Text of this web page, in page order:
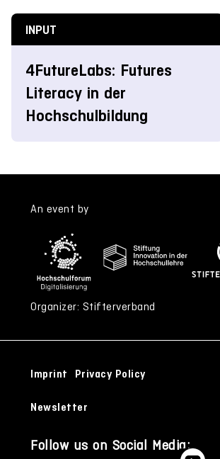
INPUT
4FutureLabs: Futures
Literacy in der
Hochschulbildung
An event by
Organizer: Stifterverband
Imprint Privacy Policy
Newsletter
Follow us on Social Media: